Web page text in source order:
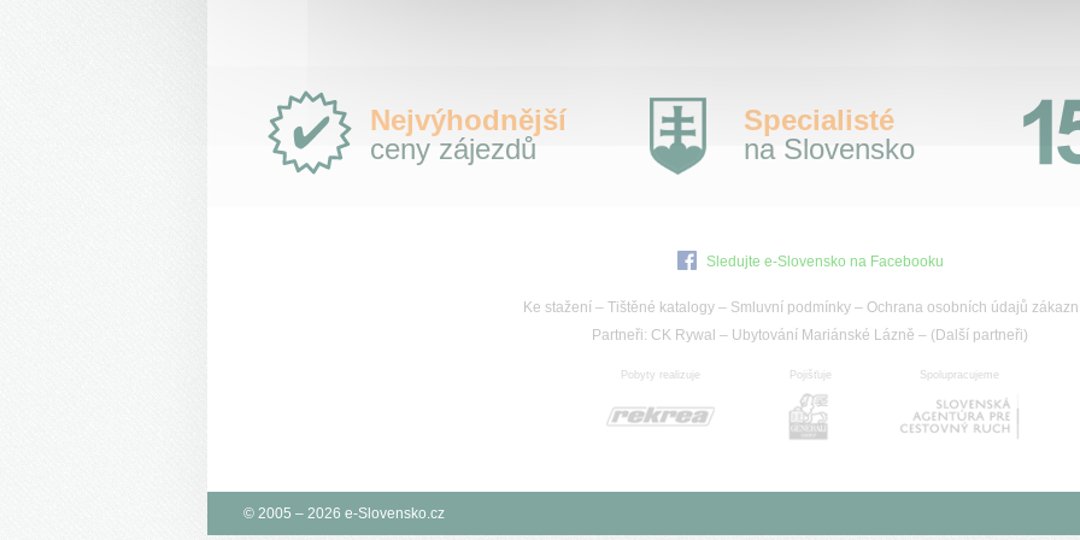
Proč
e-
Slovensko.cz?
Nejvýhodnější
ceny zájezdů
Specialisté
na Slovensko
Sledujte e-Slovensko na Facebooku
Ke stažení– Tištěné katalogy– Smluvní podmínky– Ochrana osobních údajů
Partneři: CK Rywal – Ubytování Mariánské Lázně – (Další partneři)
Pobyty realizuje Pojišťuje Spolupracujeme
© 2005 – 2026 e-Slovensko.cz